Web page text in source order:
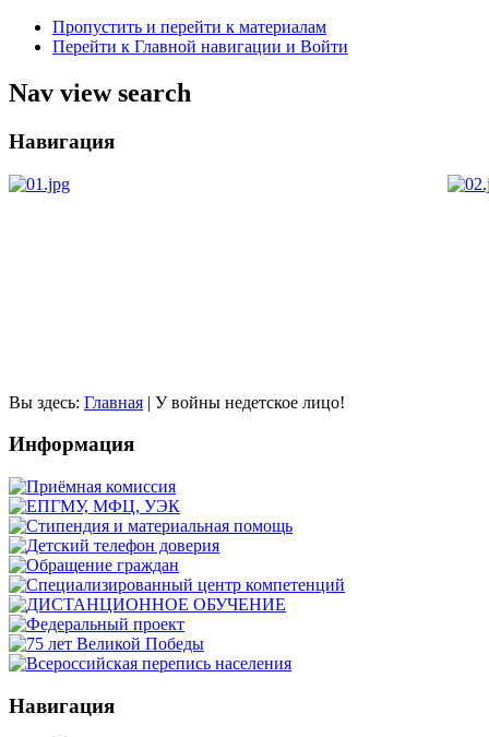
Пропустить и перейти к материалам
Перейти к Главной навигации и Войти
Nav view search
Навигация
Вы здесь: Главная | У войны недетское лицо!
Информация
Навигация